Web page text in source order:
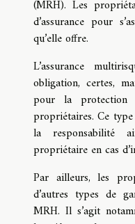
(MRH). Les
d’assurance pour
qu’elle offre.
L’assurance
obligation, certes,
pour la protection
propriétaires. Ce type
la responsabilité
propriétaire en cas
Par ailleurs, les
d’autres types de
MRH. Il s’agit